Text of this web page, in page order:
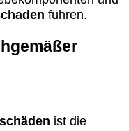
führen.
ist die